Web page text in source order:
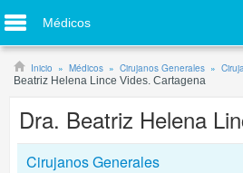
Médicos
Inicio Médicos Cirujanos Generales
Beatriz Helena Lince Vides. Cartagena
Dra. Beatriz Helena
Cirujanos Generales